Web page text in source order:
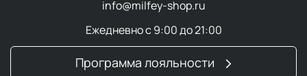
также наличием и выраженностью кожных дефектов.
Регулярное выполнение простых, но эффективных
процедур — очищение, увлажнение и защита — может
существенно улучшить состояние и внешний вид
info@milfey-shop.ru
Ежедневно с 9:00 до 21:00
Программа лояльности